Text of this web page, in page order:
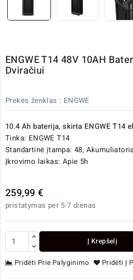
ENGWE T14 48V 10AH
Dviračiui
Prekės ženklas : ENGWE
10.4 Ah baterija, skirta ENGWE T14
Tinka: ENGWE T14
Standartinė įtampa: 48,
Įkrovimo laikas: Apie 5h
259,99 €
pristatymas per 5-7 dienas
Į Krepšelį
Pridėti Prie Palyginimo Pridėti Į